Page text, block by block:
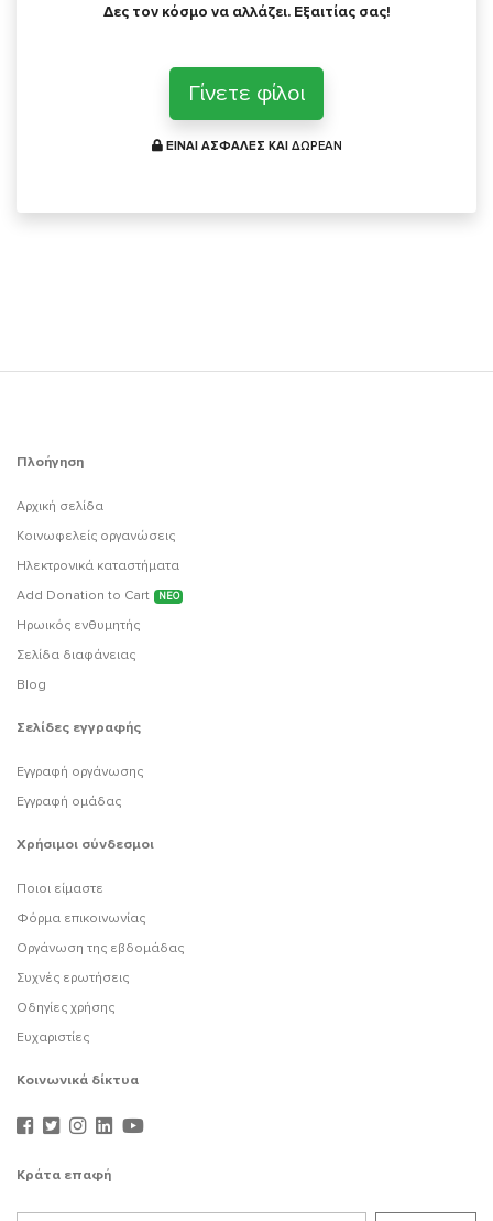
Δες τον κόσμο να αλλάζει. Εξαιτίας σας!
Γίνετε φίλοι
ΕΙΝΑΙ ΑΣΦΑΛΕΣ ΚΑΙ ΔΩΡΕΑΝ
Πλοήγηση
Αρχική σελίδα
Κοινωφελείς οργανώσεις
Ηλεκτρονικά καταστήματα
Add Donation to Cart
ΝΕΟ
Ηρωικός ενθυμητής
Σελίδα διαφάνειας
Blog
Σελίδες εγγραφής
Εγγραφή οργάνωσης
Εγγραφή ομάδας
Χρήσιμοι σύνδεσμοι
Ποιοι είμαστε
Φόρμα επικοινωνίας
Οργάνωση της εβδομάδας
Συχνές ερωτήσεις
Οδηγίες χρήσης
Ευχαριστίες
Κοινωνικά δίκτυα
Κράτα επαφή